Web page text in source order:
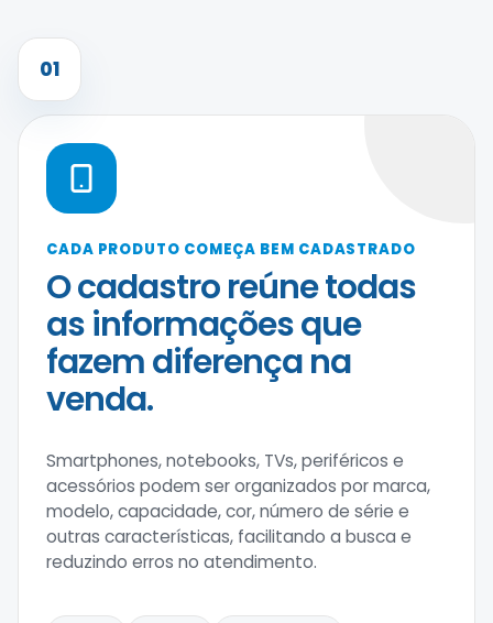
01
CADA PRODUTO COMEÇA BEM CADASTRADO
O cadastro reúne todas
as informações que
fazem diferença na
venda.
Smartphones, notebooks, TVs, periféricos e
acessórios podem ser organizados por marca,
modelo, capacidade, cor, número de série e
outras características, facilitando a busca e
reduzindo erros no atendimento.